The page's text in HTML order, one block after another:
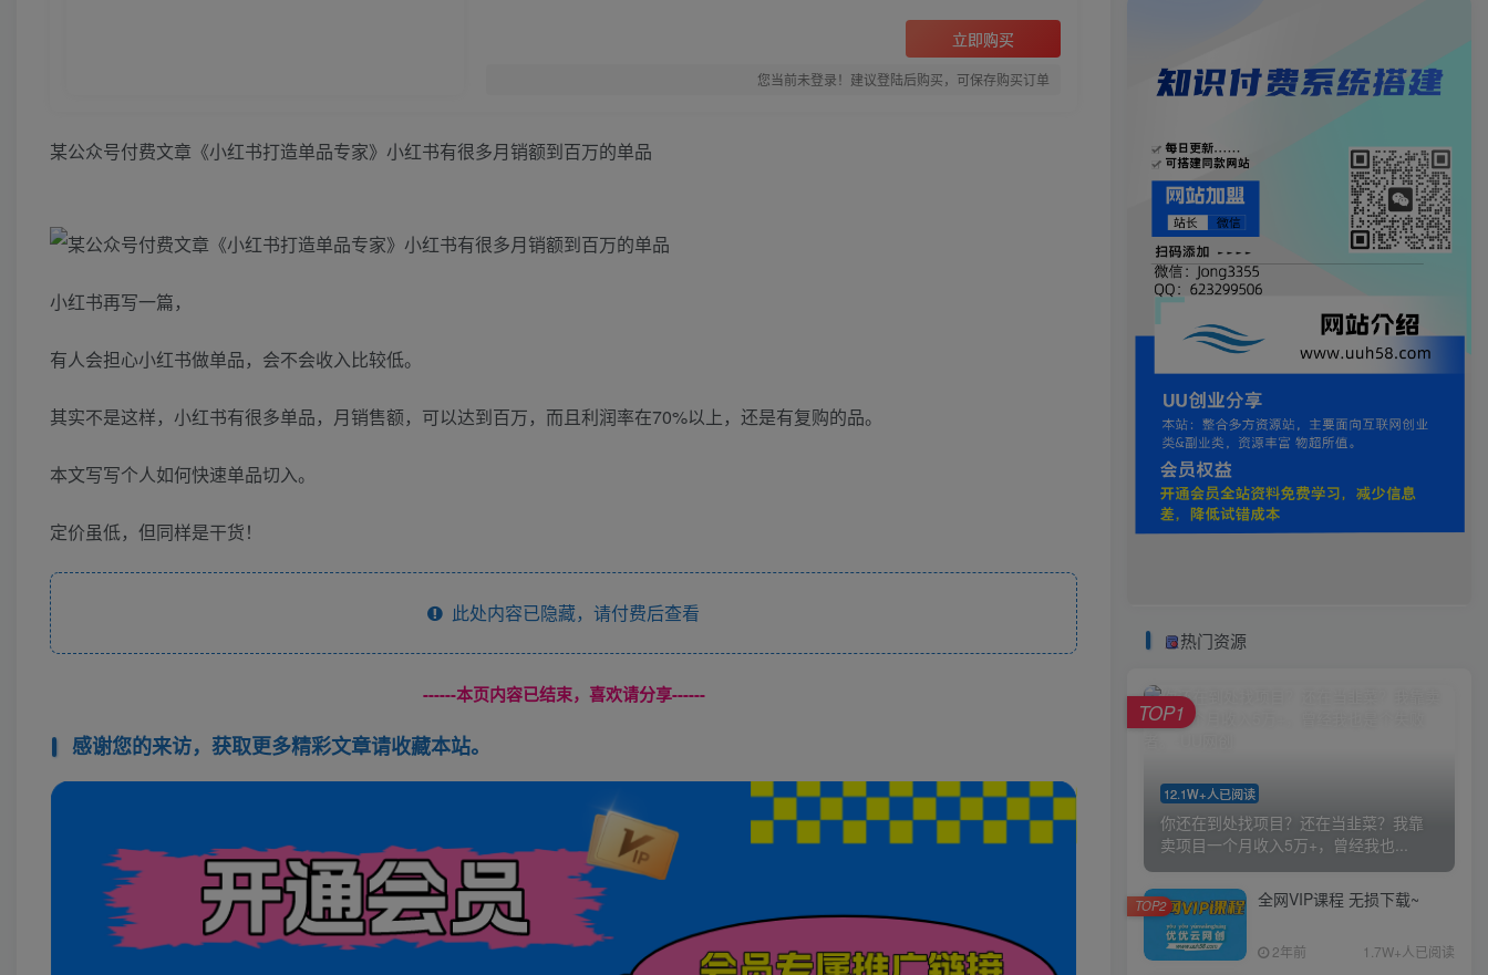
立即购买
您当前未登录！建议登陆后购买，可保存购买订单
某公众号付费文章《小红书打造单品专家》小红书有很多月销额到百万的单品
小红书再写一篇，
有人会担心小红书做单品，会不会收入比较低。
其实不是这样，小红书有很多单品，月销售额，可以达到百万，而且利润率在70%以上，还是有复购的品。
本文写写个人如何快速单品切入。
定价虽低，但同样是干货！
此处内容已隐藏，请付费后查看
------本页内容已结束，喜欢请分享------
感谢您的来访，获取更多精彩文章请收藏本站。
热门资源
12.1W+人已阅读
你还在到处找项目？还在当韭菜？我靠
卖项目一个月收入5万+，曾经我也...
TOP1
全网VIP课程 无损下载~
2年前 1.7W+人已阅读
TOP2